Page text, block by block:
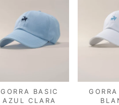
GORRA BASIC
AZUL CLARA